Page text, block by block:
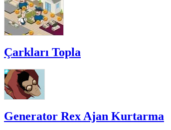
Çarkları Topla
Generator Rex Ajan Kurtarma